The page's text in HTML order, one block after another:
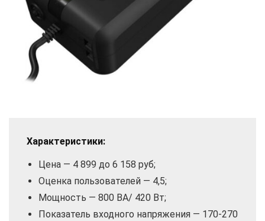
Характеристики:
Цена — 4 899 до 6 158 руб;
Оценка пользователей — 4,5;
Мощность — 800 ВА/ 420 Вт;
Показатель входного напряжения — 170-270